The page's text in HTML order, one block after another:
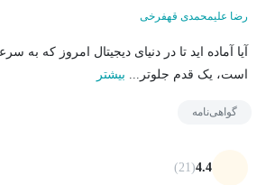
رضا علیمحمدی قهفرخی
آیا آماده اید تا در دنیای دیجیتال امروز که
است، یک قدم جلوتر... بیشتر
گواهی‌نامه
4.4
(21)